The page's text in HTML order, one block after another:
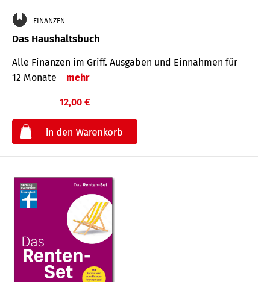
FINANZEN
Das Haushaltsbuch
Alle Finanzen im Griff. Aus­gaben und Ein­nahmen für
12 Monate
mehr
12,00 €